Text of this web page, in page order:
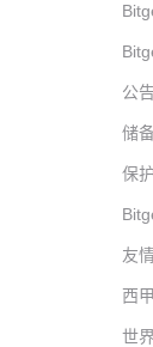
公
储
保
友
西
世